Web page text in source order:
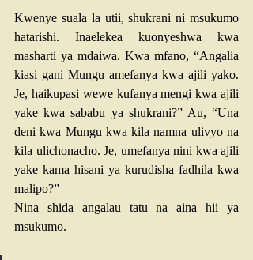
Kwenye suala la utii, shukrani ni msukumo
hatarishi. Inaelekea kuonyeshwa kwa
masharti ya mdaiwa. Kwa mfano, “Angalia
kiasi gani Mungu amefanya kwa ajili yako.
Je, haikupasi wewe kufanya mengi kwa ajili
yake kwa sababu ya shukrani?” Au, “Una
deni kwa Mungu kwa kila namna ulivyo na
kila ulichonacho. Je, umefanya nini kwa ajili
yake kama hisani ya kurudisha fadhila kwa
malipo?”
Nina shida angalau tatu na aina hii ya
msukumo.